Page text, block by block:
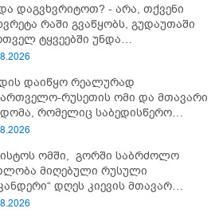
დაგვხვრიტოთ? - არა, თქვენი
რაში გვაწყობს, გუდაუთაში
ტყვეებში უნდა
დაიწყო რეალურად
რუსეთის ომი და მთავარი
რომელიც საბედისწერო
ომში, გორში საბრძოლო
მიღებული რუსული
დღეს კიევის მთავარ
იქცა